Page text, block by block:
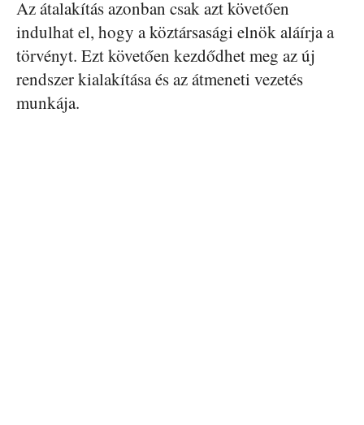
Az átalakítás azonban csak azt követően
indulhat el, hogy a köztársasági elnök aláírja a
törvényt. Ezt követően kezdődhet meg az új
rendszer kialakítása és az átmeneti vezetés
munkája.